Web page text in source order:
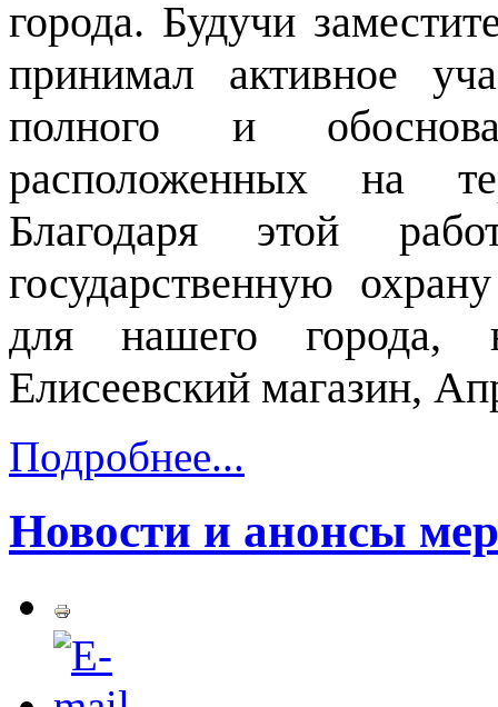
города. Будучи
принимал активное
полного и
расположенных на
Благодаря этой
государственную
для нашего города,
Елисеевский магазин,
Подробнее...
Новости и анонсы